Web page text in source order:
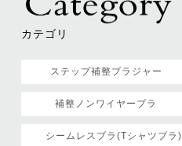
カテゴリ
ステップ補整ブラジャー
補整ノンワイヤーブラ
シームレスブラ(Tシャツブラ)